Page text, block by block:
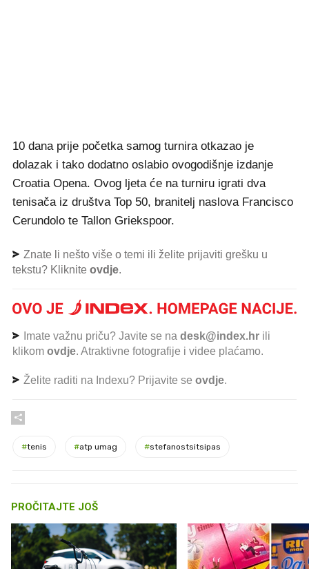
10 dana prije početka samog turnira otkazao je
dolazak i tako dodatno oslabio ovogodišnje izdanje
Croatia Opena. Ovog ljeta će na turniru igrati dva
tenisača iz društva Top 50, branitelj naslova Francisco
Cerundolo te Tallon Griekspoor.
Znate li nešto više o temi ili želite prijaviti grešku u
tekstu? Kliknite ovdje.
Imate važnu priču? Javite se na desk@index.hr ili
klikom ovdje. Atraktivne fotografije i videe plaćamo.
Želite raditi na Indexu? Prijavite se ovdje.
#tenis #atp umag #stefanostsitsipas
PROČITAJTE JOŠ